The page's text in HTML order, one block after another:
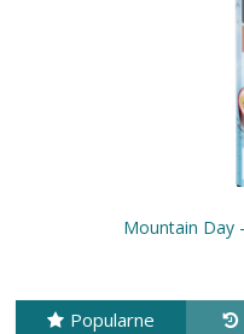
Mountain Day
Popularne